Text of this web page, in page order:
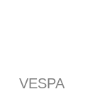
VESPA